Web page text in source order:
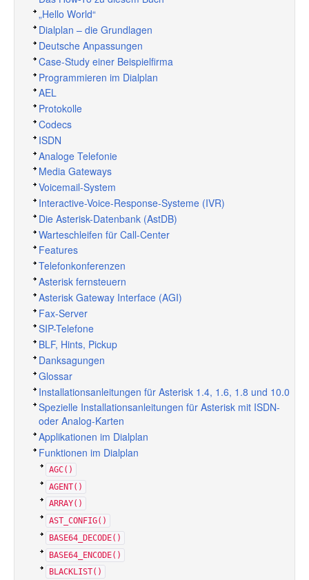
„Hello World“
Dialplan – die Grundlagen
Deutsche Anpassungen
Case-Study einer Beispielfirma
Programmieren im Dialplan
AEL
Protokolle
Codecs
ISDN
Analoge Telefonie
Media Gateways
Voicemail-System
Interactive-Voice-Response-Systeme (IVR)
Die Asterisk-Datenbank (AstDB)
Warteschleifen für Call-Center
Features
Telefonkonferenzen
Asterisk fernsteuern
Asterisk Gateway Interface (AGI)
Fax-Server
SIP-Telefone
BLF, Hints, Pickup
Danksagungen
Glossar
Installationsanleitungen für Asterisk 1.4, 1.6, 1.8 und 10.0
Spezielle Installationsanleitungen für Asterisk mit ISDN-
oder Analog-Karten
Applikationen im Dialplan
Funktionen im Dialplan
AGC()
AGENT()
ARRAY()
AST_CONFIG()
BASE64_DECODE()
BASE64_ENCODE()
BLACKLIST()